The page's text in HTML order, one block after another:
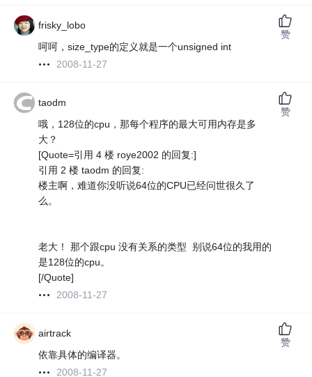
frisky_lobo
呵呵，size_type的定义就是一个unsigned int
2008-11-27
赞
taodm
哦，128位的cpu，那每个程序的最大可用内存是多
大？
[Quote=引用 4 楼 roye2002 的回复:]
引用 2 楼 taodm 的回复:
楼主啊，难道你没听说64位的CPU已经问世很久了
么。
老大！ 那个跟cpu 没有关系的类型 别说64位的我用的
是128位的cpu。
[/Quote]
2008-11-27
赞
airtrack
依靠具体的编译器。
2008-11-27
赞